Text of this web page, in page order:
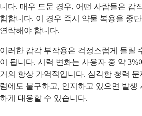
니다. 매우 드문 경우, 어떤 사람들은 갑
험합니다. 이 경우 즉시 약물 복용을 중
연락해야 합니다.
이러한 감각 부작용은 걱정스럽게 들릴
이 됩니다. 시력 변화는 사용자 중 약 3%
거의 항상 가역적입니다. 심각한 청력
럼에도 불구하고, 인지하고 있으면 발생
하게 대응할 수 있습니다.